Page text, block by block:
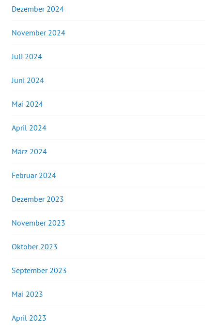
Dezember 2024
November 2024
Juli 2024
Juni 2024
Mai 2024
April 2024
März 2024
Februar 2024
Dezember 2023
November 2023
Oktober 2023
September 2023
Mai 2023
April 2023